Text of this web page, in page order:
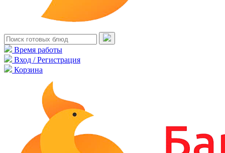
Время работы
Вход / Регистрация
Корзина